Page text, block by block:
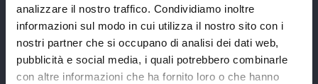
analizzare il nostro traffico. Condividiamo inoltre
informazioni sul modo in cui utilizza il nostro sito con i
nostri partner che si occupano di analisi dei dati web,
pubblicità e social media, i quali potrebbero combinarle
con altre informazioni che ha fornito loro o che hanno
REAC Srl